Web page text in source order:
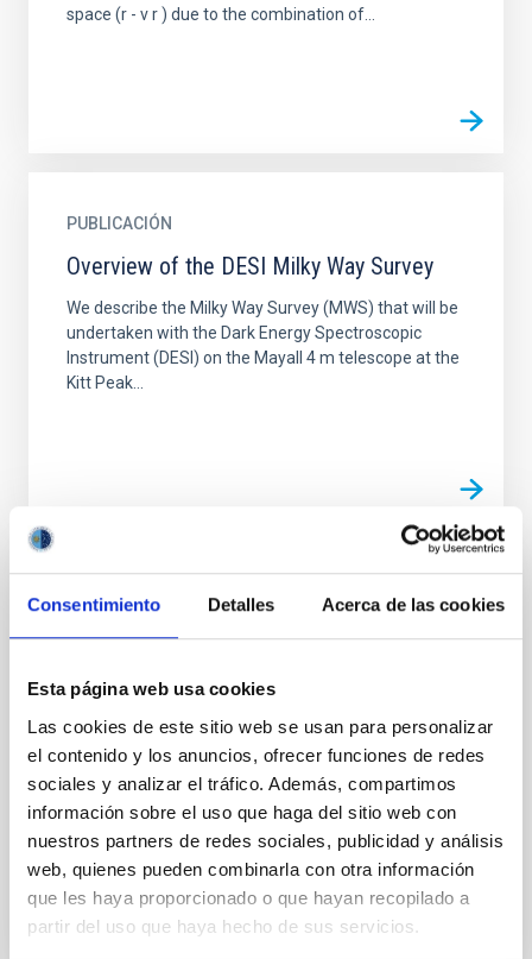
Consentimiento Detalles Acerca de las cookies
Esta página web usa cookies
Las cookies de este sitio web se usan para personalizar
el contenido y los anuncios, ofrecer funciones de redes
sociales y analizar el tráfico. Además, compartimos
información sobre el uso que haga del sitio web con
nuestros partners de redes sociales, publicidad y análisis
web, quienes pueden combinarla con otra información
que les haya proporcionado o que hayan recopilado a
partir del uso que haya hecho de sus servicios.
space (r - v r ) due to the combination of...
PUBLICACIÓN
Overview of the DESI Milky Way Survey
We describe the Milky Way Survey (MWS) that will be
undertaken with the Dark Energy Spectroscopic
Instrument (DESI) on the Mayall 4 m telescope at the
Kitt Peak...
The Structure, Populations, and Kinematics
with OGLE, APOGEE, and Gaia Data
We present an analysis of the structure, kinematics,
and chemo-dynamical properties of the Milky Way
bulge using RR Lyrae stars from Optical
Gravitational...